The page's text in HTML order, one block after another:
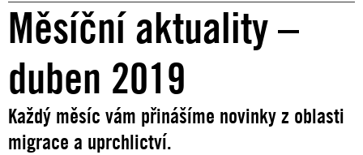
Měsíční aktuality –
duben 2019
Každý měsíc vám přinášíme novinky z oblasti
migrace a uprchlictví.